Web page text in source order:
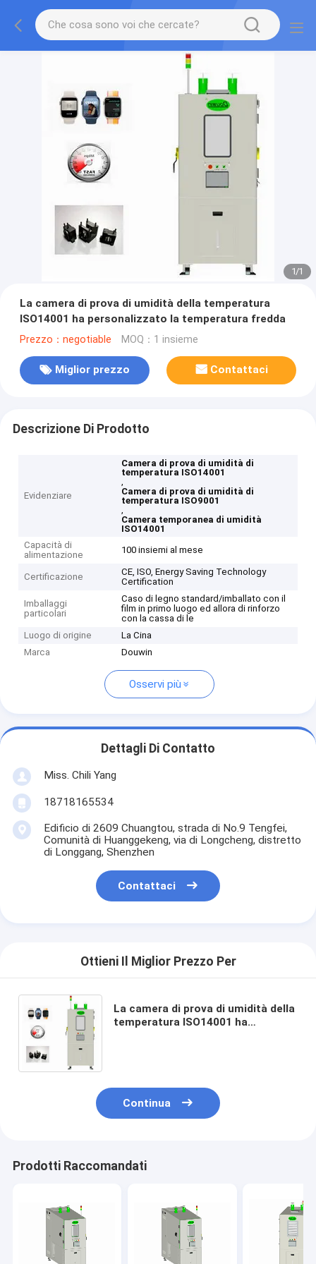
1/1
La camera di prova di umidità della temperatura
ISO14001 ha personalizzato la temperatura fredda
Prezzo：negotiable MOQ：1 insieme
Miglior prezzo Contattaci
Descrizione Di Prodotto
Evidenziare
Camera di prova di umidità di
temperatura ISO14001
,
Camera di prova di umidità di
temperatura ISO9001
,
Camera temporanea di umidità
ISO14001
Capacità di
alimentazione
100 insiemi al mese
Certificazione
CE, ISO, Energy Saving Technology
Certification
Imballaggi
particolari
Caso di legno standard/imballato con il
film in primo luogo ed allora di rinforzo
con la cassa di le
Luogo di origine
La Cina
Marca
Douwin
Osservi più
Dettagli Di Contatto
Miss. Chili Yang
18718165534
Edificio di 2609 Chuangtou, strada di No.9 Tengfei,
Comunità di Huanggekeng, via di Longcheng, distretto
di Longgang, Shenzhen
Contattaci
Ottieni Il Miglior Prezzo Per
La camera di prova di umidità della
temperatura ISO14001 ha
Continua
Prodotti Raccomandati